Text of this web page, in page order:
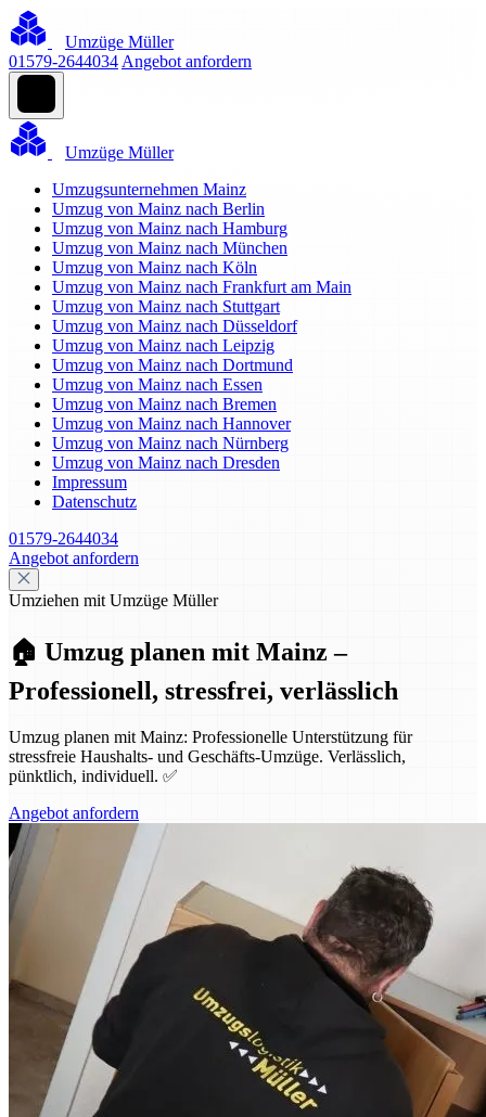
Umzüge Müller
01579-2644034 Angebot anfordern
Umzüge Müller
Umzugsunternehmen Mainz
Umzug von Mainz nach Berlin
Umzug von Mainz nach Hamburg
Umzug von Mainz nach München
Umzug von Mainz nach Köln
Umzug von Mainz nach Frankfurt am Main
Umzug von Mainz nach Stuttgart
Umzug von Mainz nach Düsseldorf
Umzug von Mainz nach Leipzig
Umzug von Mainz nach Dortmund
Umzug von Mainz nach Essen
Umzug von Mainz nach Bremen
Umzug von Mainz nach Hannover
Umzug von Mainz nach Nürnberg
Umzug von Mainz nach Dresden
Impressum
Datenschutz
01579-2644034
Angebot anfordern
Umziehen mit Umzüge Müller
🏠 Umzug planen mit Mainz –
Professionell, stressfrei, verlässlich
Umzug planen mit Mainz: Professionelle Unterstützung für
stressfreie Haushalts- und Geschäfts-Umzüge. Verlässlich,
pünktlich, individuell. ✅
Angebot anfordern